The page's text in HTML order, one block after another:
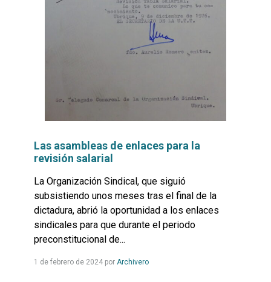
Las asambleas de enlaces para la
revisión salarial
La Organización Sindical, que siguió
subsistiendo unos meses tras el final de la
dictadura, abrió la oportunidad a los enlaces
sindicales para que durante el periodo
preconstitucional de...
1 de febrero de 2024por ArchiveroLeer